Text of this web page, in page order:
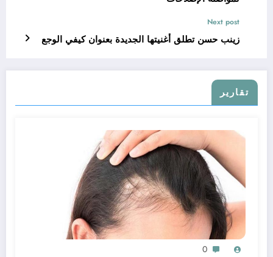
Next post
زينب حسن تطلق أغنيتها الجديدة بعنوان كيفي الوجع
تقارير
0